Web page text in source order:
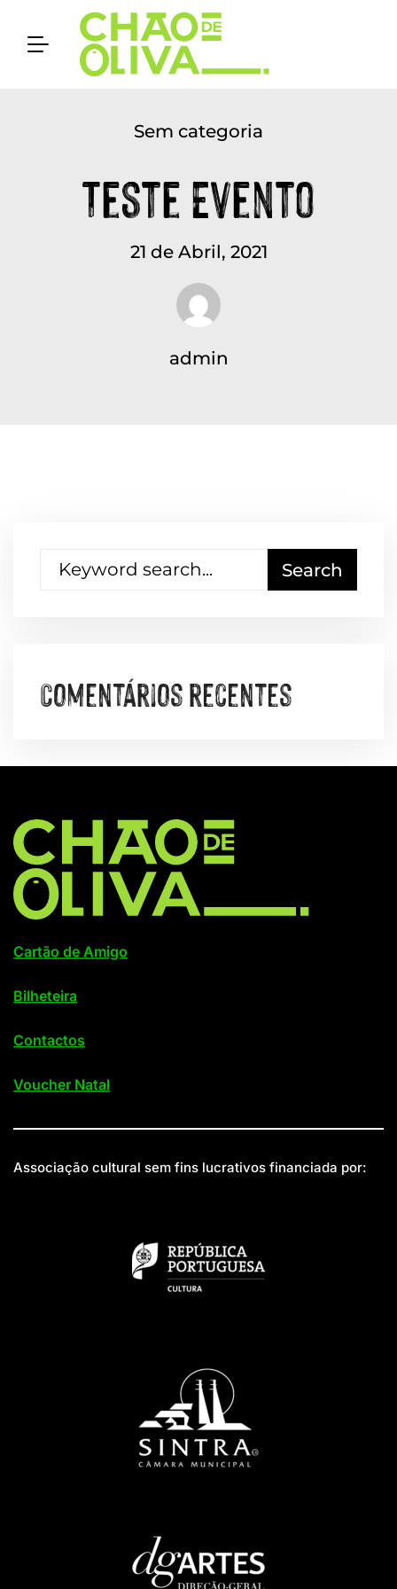
Sem categoria
Teste Evento
21 de Abril, 2021
admin
Comentários recentes
Cartão de Amigo
Bilheteira
Contactos
Voucher Natal
Associação cultural sem fins lucrativos financiada por: